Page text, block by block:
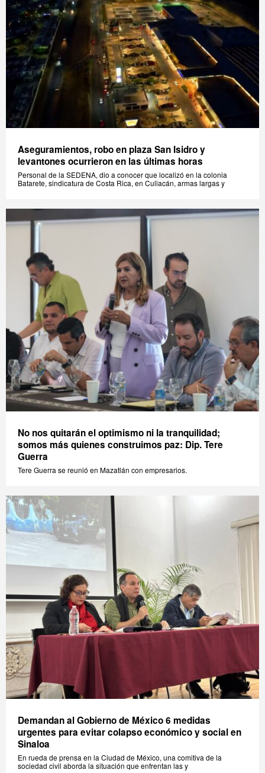
Aseguramientos, robo en plaza San Isidro y
levantones ocurrieron en las últimas horas
Personal de la SEDENA, dio a conocer que localizó en la colonia
Batarete, sindicatura de Costa Rica, en Culiacán, armas largas y
No nos quitarán el optimismo ni la tranquilidad;
somos más quienes construimos paz: Dip. Tere
Guerra
Tere Guerra se reunió en Mazatlán con empresarios.
Demandan al Gobierno de México 6 medidas
urgentes para evitar colapso económico y social en
Sinaloa
En rueda de prensa en la Ciudad de México, una comitiva de la
sociedad civil aborda la situación que enfrentan las y